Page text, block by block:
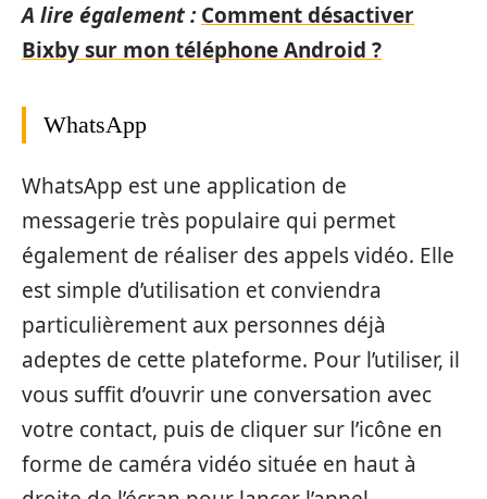
A lire également : Comment désactiver
Bixby sur mon téléphone Android ?
WhatsApp
WhatsApp est une application de
messagerie très populaire qui permet
également de réaliser des appels vidéo. Elle
est simple d’utilisation et conviendra
particulièrement aux personnes déjà
adeptes de cette plateforme. Pour l’utiliser, il
vous suffit d’ouvrir une conversation avec
votre contact, puis de cliquer sur l’icône en
forme de caméra vidéo située en haut à